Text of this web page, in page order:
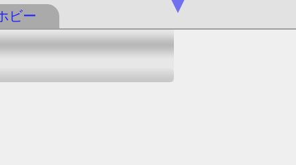
ビー ▼